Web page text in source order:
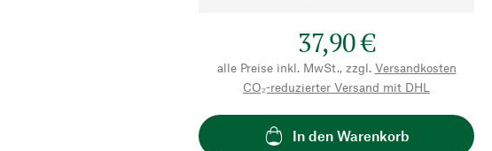
37,90 €
alle Preise inkl. MwSt., zzgl. Versandkosten
CO₂-reduzierter Versand mit DHL
In den Warenkorb